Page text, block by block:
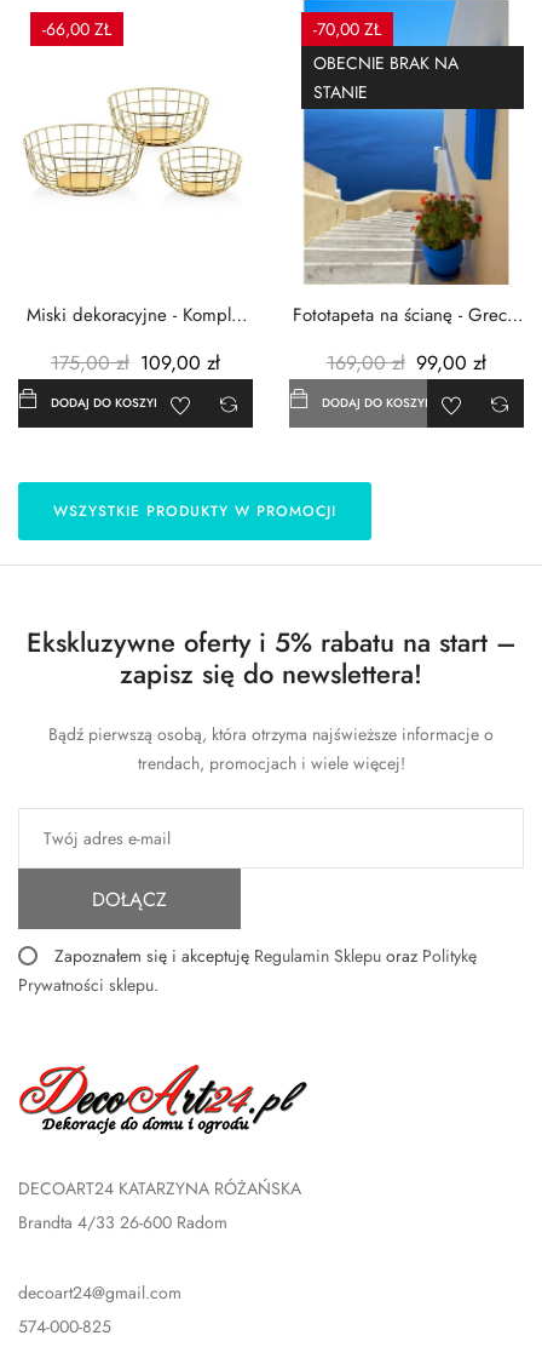
-66,00 ZŁ
Miski dekoracyjne - Komplet
175,00 zł 109,00 zł
DODAJ DO KOSZYKA
-70,00 ZŁ
OBECNIE BRAK NA
STANIE
Fototapeta na ścianę - Grecja
169,00 zł 99,00 zł
DODAJ DO KOSZYKA
WSZYSTKIE PRODUKTY W PROMOCJI
Ekskluzywne oferty i 5% rabatu na start –
zapisz się do newslettera!
Bądź pierwszą osobą, która otrzyma najświeższe informacje o
trendach, promocjach i wiele więcej!
DOŁĄCZ
Zapoznałem się i akceptuję Regulamin Sklepu oraz Politykę
Prywatności sklepu.
DECOART24 KATARZYNA RÓŻAŃSKA
Brandta 4/33 26-600 Radom
decoart24@gmail.com
574-000-825